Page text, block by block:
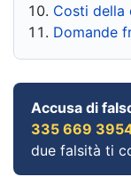
Costi della
Domande
Accusa di
335 669
due falsità ti